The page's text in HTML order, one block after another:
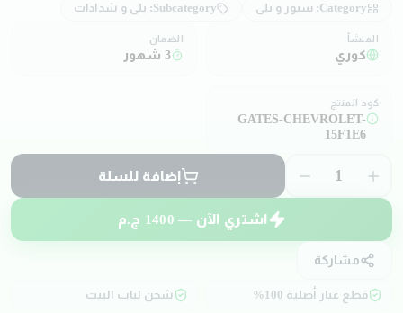
Category: سيور و بلي Subcategory: بلي و شدادات
المنشأ
كوري
الضمان
3 شهور
كود المنتج
GATES-CHEVROLET-
15F1E6
1 إضافة للسلة
اشتري الآن — 1400 ج.م
مشاركة
قطع غيار أصلية 100% شحن لباب البيت